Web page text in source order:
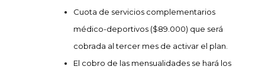
Cuota de servicios complementarios
médico-deportivos ($89.000) que será
cobrada al tercer mes de activar el plan.
El cobro de las mensualidades se hará los